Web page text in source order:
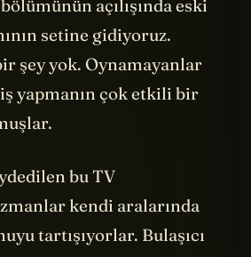
açılışında eski
setine gidiyoruz.
şey yok. Oynamayanlar
yapmanın çok etkili bir
bu TV
kendi aralarında